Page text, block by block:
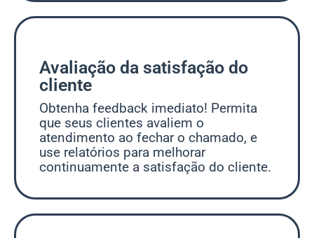
Avaliação da satisfação do
cliente
Obtenha feedback imediato! Permita
que seus clientes avaliem o
atendimento ao fechar o chamado, e
use relatórios para melhorar
continuamente a satisfação do cliente.